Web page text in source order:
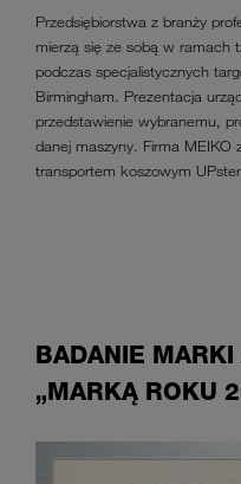
Przedsiębiorstwa z branży
mierzą się ze sobą w ramach
podczas specjalistycznych
Birmingham. Prezentacja
przedstawienie wybranemu,
danej maszyny. Firma MEIKO
transportem koszowym
BADANIE
„MARKĄ ROKU